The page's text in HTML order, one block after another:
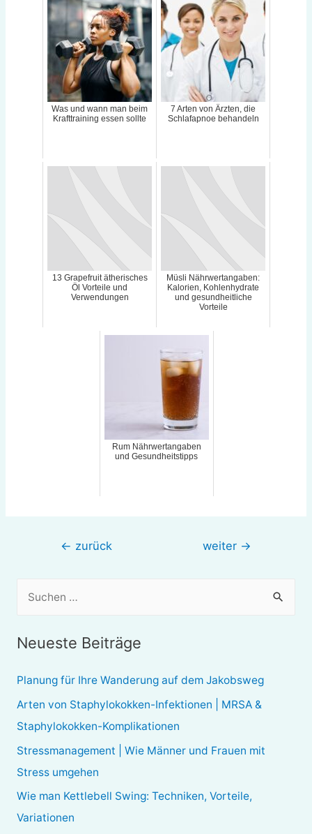
Was und wann man beim
Krafttraining essen sollte
7 Arten von Ärzten, die
Schlafapnoe behandeln
13 Grapefruit ätherisches
Öl Vorteile und
Verwendungen
Müsli Nährwertangaben:
Kalorien, Kohlenhydrate
und gesundheitliche
Vorteile
Rum Nährwertangaben
und Gesundheitstipps
Beitragsnavigation
← zurück weiter →
e
Neueste Beiträge
Planung für Ihre Wanderung auf dem Jakobsweg
Arten von Staphylokokken-Infektionen | MRSA &
Staphylokokken-Komplikationen
Stressmanagement | Wie Männer und Frauen mit
Stress umgehen
Wie man Kettlebell Swing: Techniken, Vorteile,
Variationen